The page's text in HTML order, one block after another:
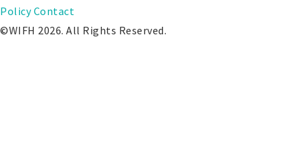
Policy Contact
©WIFH 2026. All Rights Reserved.